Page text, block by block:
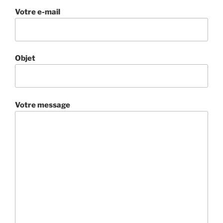
Votre e-mail
Objet
Votre message